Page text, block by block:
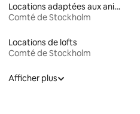
Locations adaptées aux animaux
Comté de Stockholm
Locations de lofts
Comté de Stockholm
Afficher plus